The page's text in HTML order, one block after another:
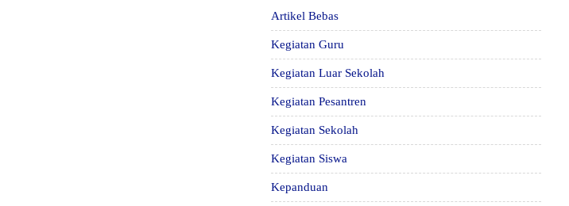
Artikel Bebas
Kegiatan Guru
Kegiatan Luar Sekolah
Kegiatan Pesantren
Kegiatan Sekolah
Kegiatan Siswa
Kepanduan